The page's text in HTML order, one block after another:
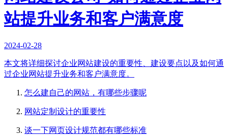
站提升业务和客户满意度
2024-02-28
本文将详细探讨企业网站建设的重要性、建设要点以及如何通
过企业网站提升业务和客户满意度。
怎么建自己的网站，有哪些步骤呢
网站定制设计的重要性
谈一下网页设计规范都有哪些标准